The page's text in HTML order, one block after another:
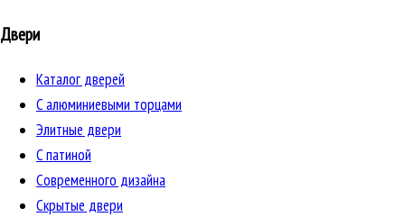
Двери
Каталог дверей
C алюминиевыми торцами
Элитные двери
C патиной
Cовременного дизайна
Скрытые двери